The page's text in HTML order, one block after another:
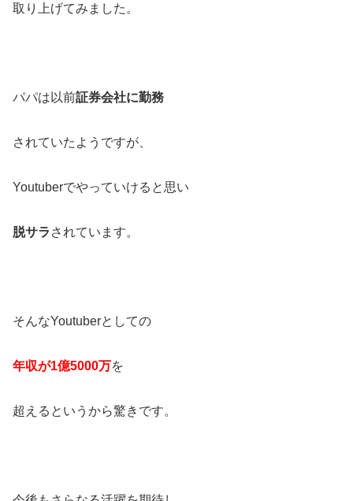
取り上げてみました。
パパは以前証券会社に勤務
されていたようですが、
Youtuberでやっていけると思い
脱サラ されています。
そんなYoutuberとしての
年収が1億5000万を
超えるというから驚きです。